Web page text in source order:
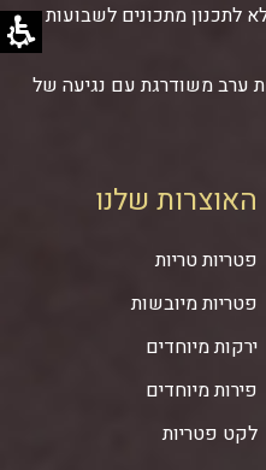
לתכנון מתכונים לשבועות
ערב משודרגת עם נגיעה של
האוצרות שלנו
פטריות טריות
פטריות מיובשות
ירקות מיוחדים
פירות מיוחדים
לקט פטריות